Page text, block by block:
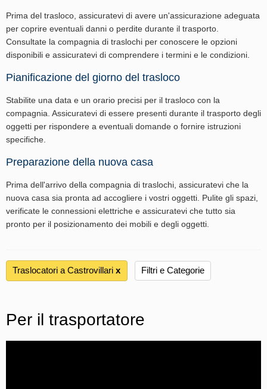
Prima del trasloco, assicuratevi di avere un'assicurazione adeguata
per coprire eventuali danni o perdite durante il trasporto.
Consultate la compagnia di traslochi per conoscere le opzioni
disponibili e assicuratevi di comprendere i termini e le condizioni.
Pianificazione del giorno del trasloco
Stabilite una data e un orario precisi per il trasloco con la
compagnia. Assicuratevi di essere presenti durante il trasporto degli
oggetti per rispondere a eventuali domande o fornire istruzioni
specifiche.
Preparazione della nuova casa
Prima dell'arrivo della compagnia di traslochi, assicuratevi che la
nuova casa sia pronta ad accogliere i vostri oggetti. Pulite gli spazi,
verificate le connessioni elettriche e assicuratevi che tutto sia
pronto per il posizionamento dei mobili e degli oggetti.
Traslocatori a Castrovillari х Filtri e Categorie
Per il trasportatore